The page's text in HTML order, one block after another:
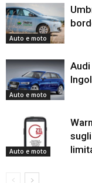
Auto e moto
Auto e moto
Auto e moto